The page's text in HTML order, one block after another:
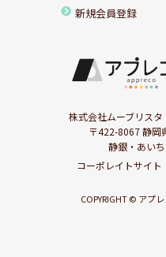
新規会員登録
株式会社ムーブリスタ
〒422-8067 静岡
静銀・あい
コーポレイトサイト
COPYRIGHT © アプレ